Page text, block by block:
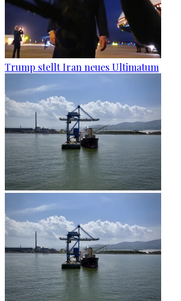
Trump stellt Iran neues Ultimatum